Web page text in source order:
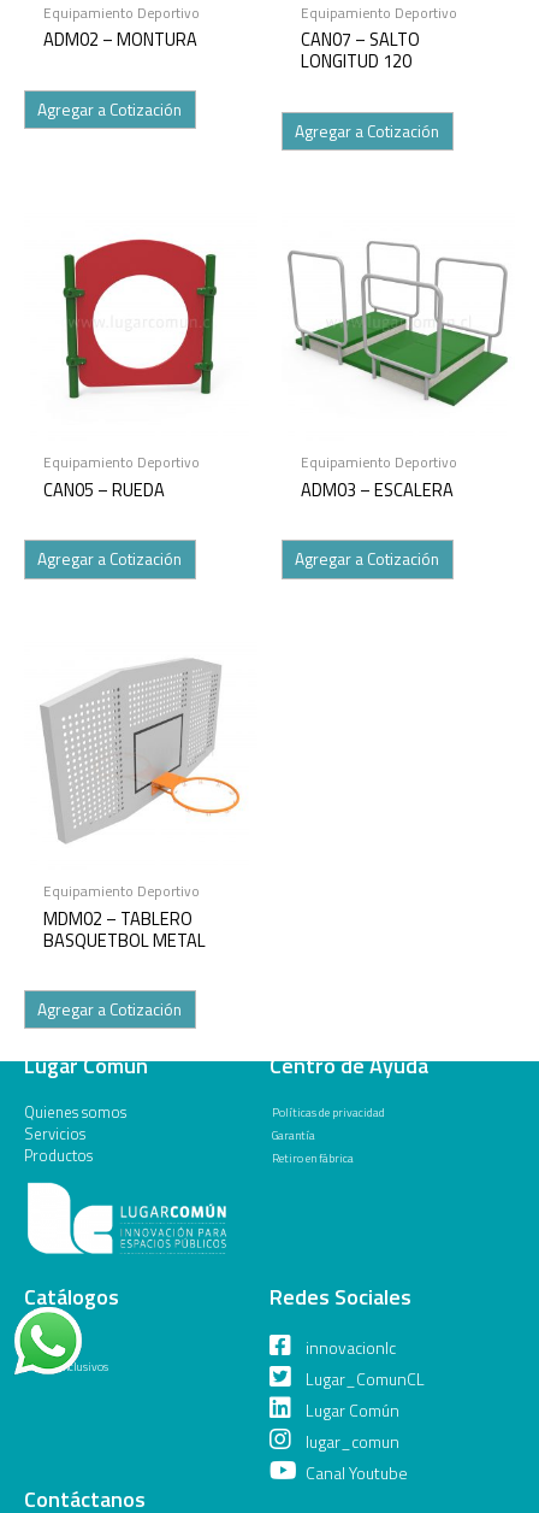
Equipamiento Deportivo
ADM02 – MONTURA
Agregar a Cotización
Equipamiento Deportivo
CAN07 – SALTO
LONGITUD 120
Agregar a Cotización
Equipamiento Deportivo
CAN05 – RUEDA
Agregar a Cotización
Equipamiento Deportivo
ADM03 – ESCALERA
Agregar a Cotización
Equipamiento Deportivo
MDM02 – TABLERO
BASQUETBOL METAL
Agregar a Cotización
Lugar Común
Quienes somos
Servicios
Productos
Centro de Ayuda
Políticas de privacidad
Garantía
Retiro en fábrica
Catálogos
General
Juegos Inclusivos
Redes Sociales
innovacionlc
Lugar_ComunCL
Lugar Común
lugar_comun
Canal Youtube
Contáctanos